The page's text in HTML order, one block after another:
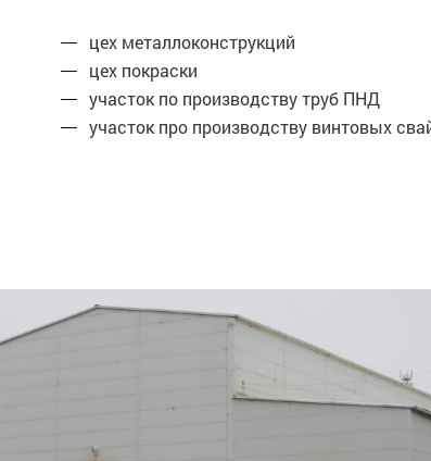
цех металлоконструкций
цех покраски
участок по производству труб ПНД
участок про производству винтовых